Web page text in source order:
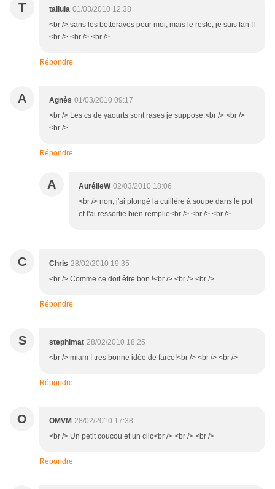
T tallula 01/03/2010 12:38
<br /> sans les betteraves pour moi, mais le reste, je suis fan !!
<br /> <br /> <br />
Répondre
A Agnès 01/03/2010 09:17
<br /> Les cs de yaourts sont rases je suppose.<br /> <br />
<br />
Répondre
A AurélieW 02/03/2010 18:06
<br /> non, j'ai plongé la cuillère à soupe dans le pot
et l'ai ressortie bien remplie<br /> <br /> <br />
C Chris 28/02/2010 19:35
<br /> Comme ce doit être bon !<br /> <br /> <br />
Répondre
S stephimat 28/02/2010 18:25
<br /> miam ! tres bonne idée de farce!<br /> <br /> <br />
Répondre
O OMVM 28/02/2010 17:38
<br /> Un petit coucou et un clic<br /> <br /> <br />
Répondre